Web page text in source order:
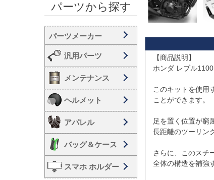
パーツから探す
汎用パーツ
メンテナンス
ヘルメット
アパレル
バッグ＆ケース
スマホ ホルダー
【商品説明】
ホンダ レブル
このキットを使用
ことができます。
足を置く位置が窮
長距離のツーリン
さらに、このスチ
全体の構造を補強